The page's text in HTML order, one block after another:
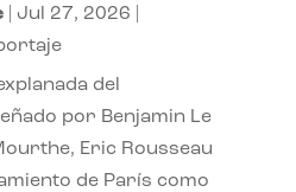
| Jul 27, 2026
del
por Benjamin Le
Eric Rousseau
de París como